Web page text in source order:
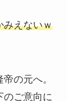
みえないｗ
の元へ。
のご意向に